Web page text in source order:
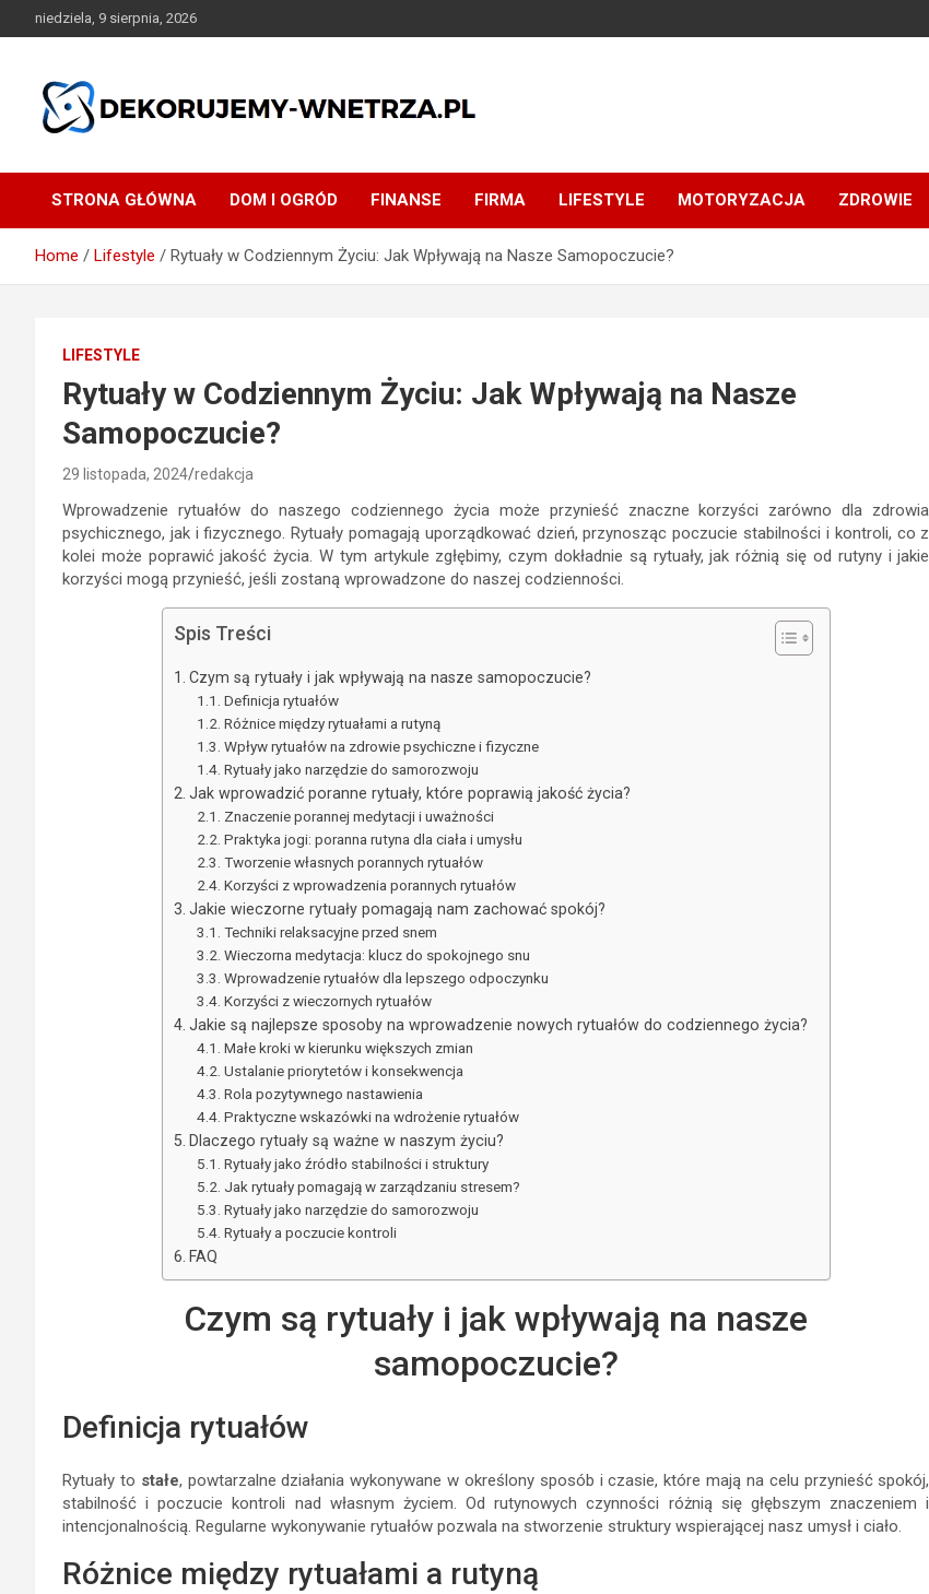
to
niedziela, 9 sierpnia, 2026
dekorujemy-wnetrza.pl
STRONA GŁÓWNA DOM I OGRÓD FINANSE FIRMA LIFESTYLE MOTORYZACJA ZDROWIE
Home Lifestyle Rytuały w Codziennym Życiu: Jak Wpływają na Nasze Samopoczucie?
LIFESTYLE
Rytuały w Codziennym Życiu: Jak Wpływają na Nasze
Samopoczucie?
29 listopada, 2024 redakcja
Wprowadzenie rytuałów do naszego codziennego życia może przynieść znaczne korzyści zarówno dla zdrowia
psychicznego, jak i fizycznego. Rytuały pomagają uporządkować dzień, przynosząc poczucie stabilności i kontroli, co z
kolei może poprawić jakość życia. W tym artykule zgłębimy, czym dokładnie są rytuały, jak różnią się od rutyny i jakie
korzyści mogą przynieść, jeśli zostaną wprowadzone do naszej codzienności.
Spis Treści
Czym są rytuały i jak wpływają na nasze samopoczucie?
Definicja rytuałów
Różnice między rytuałami a rutyną
Wpływ rytuałów na zdrowie psychiczne i fizyczne
Rytuały jako narzędzie do samorozwoju
Jak wprowadzić poranne rytuały, które poprawią jakość życia?
Znaczenie porannej medytacji i uważności
Praktyka jogi: poranna rutyna dla ciała i umysłu
Tworzenie własnych porannych rytuałów
Korzyści z wprowadzenia porannych rytuałów
Jakie wieczorne rytuały pomagają nam zachować spokój?
Techniki relaksacyjne przed snem
Wieczorna medytacja: klucz do spokojnego snu
Wprowadzenie rytuałów dla lepszego odpoczynku
Korzyści z wieczornych rytuałów
Jakie są najlepsze sposoby na wprowadzenie nowych rytuałów do codziennego życia?
Małe kroki w kierunku większych zmian
Ustalanie priorytetów i konsekwencja
Rola pozytywnego nastawienia
Praktyczne wskazówki na wdrożenie rytuałów
Dlaczego rytuały są ważne w naszym życiu?
Rytuały jako źródło stabilności i struktury
Jak rytuały pomagają w zarządzaniu stresem?
Rytuały jako narzędzie do samorozwoju
Rytuały a poczucie kontroli
FAQ
Czym są rytuały i jak wpływają na nasze
samopoczucie?
Definicja rytuałów
Rytuały to stałe, powtarzalne działania wykonywane w określony sposób i czasie, które mają na celu przynieść spokój,
stabilność i poczucie kontroli nad własnym życiem. Od rutynowych czynności różnią się głębszym znaczeniem i
intencjonalnością. Regularne wykonywanie rytuałów pozwala na stworzenie struktury wspierającej nasz umysł i ciało.
Różnice między rytuałami a rutyną